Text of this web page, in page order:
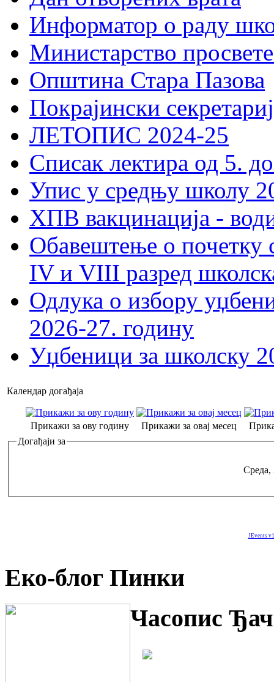
Информатор о раду
Министарство
Општина Стара Пазова
Покрајински
ЛЕТОПИС 2024-25
Списак лектира од 5.
Упис у средњу школу
ХПВ вакцинација -
Обавештење о почетку
IV и VIII разред
Одлука о избору
2026-27. годину
Уџбеници за школску
Календар догађаја
Прикажи за ову годину Прикажи за овај месец
Догађаји за
Среда,
JEvents
Еко-блог Пинки
Часопис